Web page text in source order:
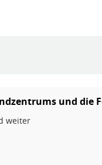
und
weiter